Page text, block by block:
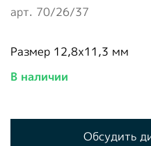
арт. 70/26/37
Размер 12,8х11,3 мм
В наличии
Обсудить